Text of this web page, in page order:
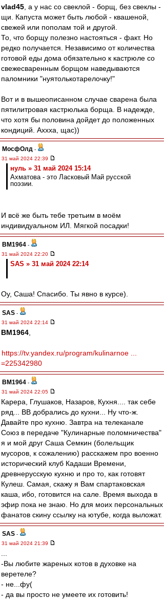
vlad45 , а у нас со свеклой - борщ, без свеклы -
щи. Капуста может быть любой - квашеной,
свежей или пополам той и другой.
То, что борщу полезно настояться - факт. Но
редко получается. Независимо от количества
готовой еды дома обязательно к кастрюле со
свежесваренным борщом наведываются
паломники "нуятолькотарелочку!"
Вот и в вышеописанном случае сварена была
пятилитровая кастрюлька борща. В надежде,
что хотя бы половина дойдет до положенных
кондиций. Аххха, щас))
МосфОлд -
31 май 2024 22:39
нуль » 31 май 2024 15:14
Ахматова - это Ласковый Май русской
поэзии.
И всё же быть тебе третьим в моём
индивидуальном ИЛ. Мягкой посадки!
BM1964 -
31 май 2024 22:20
SAS » 31 май 2024 22:14
Оу, Саша! Спасибо. Ты явно в курсе).
SAS -
31 май 2024 22:14
BM1964
https://tv.yandex.ru/program/kulinarnoe ...
=225342980
BM1964 -
31 май 2024 22:05
Карера, Глушаков, Назаров, Кухня.... так себе
ряд... ВВ добрались до кухни... Ну что-ж.
Давайте про кухню. Завтра на телеканале
Союз в передаче "Кулинарные поломничества"
я и мой друг Саша Семкин (болельщик
мусоров, к сожалению) расскажем про военно
исторический клуб Кадаши Времени,
древнерусскую кухню и про то, как готовят
Кулеш. Самая, скажу я Вам спартаковская
каша, ибо, готовится на сале. Время выхода в
эфир пока не знаю. Но для моих персональных
фанатов скину ссылку на ютубе, когда выложат.
SAS -
31 май 2024 21:39
-Вы любите жареных котов в духовке на
веретеле?
- не...фу(
- да вы просто не умеете их готовить!